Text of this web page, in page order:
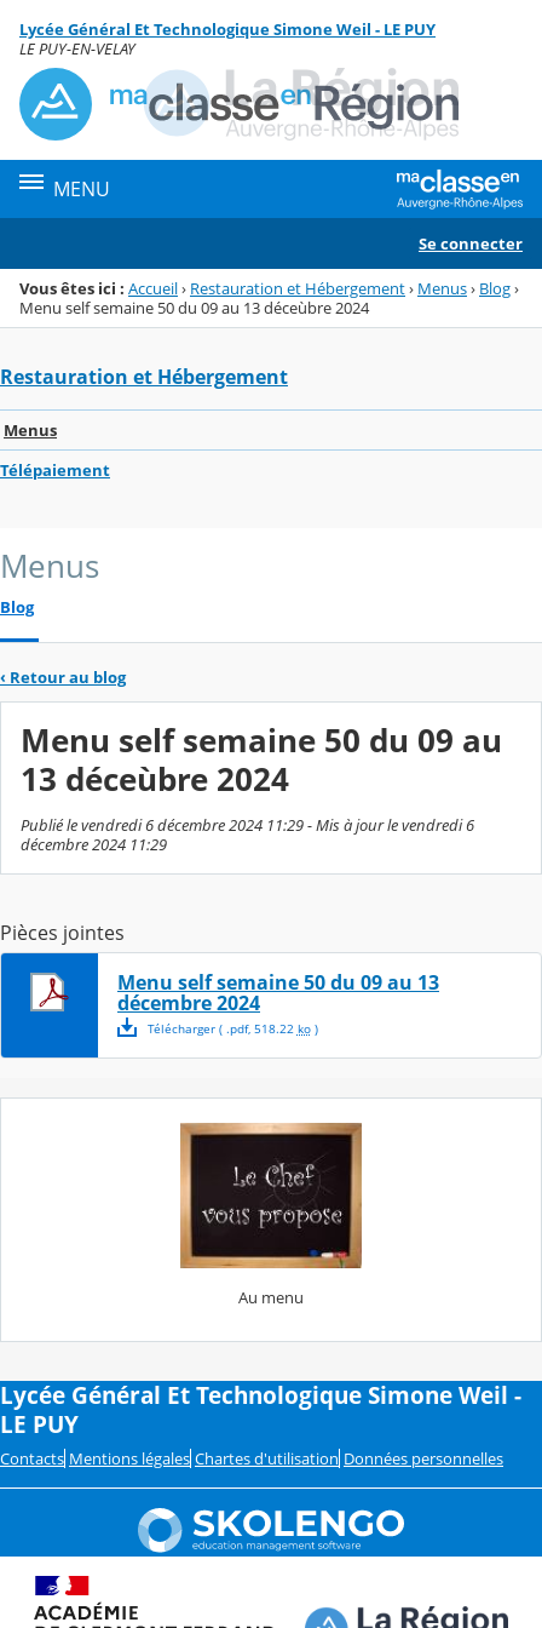
Menu de la rubrique
Contenu
Lycée Général Et Technologique Simone Weil - LE PUY
LE PUY-EN-VELAY
MENU
Se connecter
Vous êtes ici : Accueil› Restauration et Hébergement› Menus› Blog›
Menu self semaine 50 du 09 au 13 déceùbre 2024
Restauration et Hébergement
Menus
Télépaiement
Menus
Blog
‹ Retour au blog
Menu self semaine 50 du 09 au
13 déceùbre 2024
Publié le vendredi 6 décembre 2024 11:29 - Mis à jour le vendredi 6
décembre 2024 11:29
Pièces jointes
Menu self semaine 50 du 09 au 13
décembre 2024
Télécharger( .pdf, 518.22 ko)
Au menu
Lycée Général Et Technologique Simone Weil -
LE PUY
Contacts Mentions légales Chartes d'utilisation Données personnelles